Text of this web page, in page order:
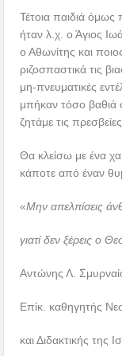
Τέτοια παιδιά
ήταν λ.χ. ο Άγιος
ο Αθωνίτης και
ριζοσπαστικά τις
μη-πνευματικές
μπήκαν τόσο βαθιά
ζητάμε τις
Θα κλείσω με ένα
κάποτε από έναν
«Μην απελπίσεις
γιατί δεν ξέρεις ο
Αντώνης Λ.
Επίκ. καθηγητής
και Διδακτικής της